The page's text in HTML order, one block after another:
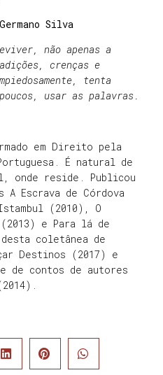
Silva
não apenas a
crenças e
tenta
usar as palavras.
em Direito pela
É natural de
onde reside. Publicou
Escrava de Córdova
(2010), O
(2013) e Para lá de
coletânea de
Destinos (2017) e
de contos de autores